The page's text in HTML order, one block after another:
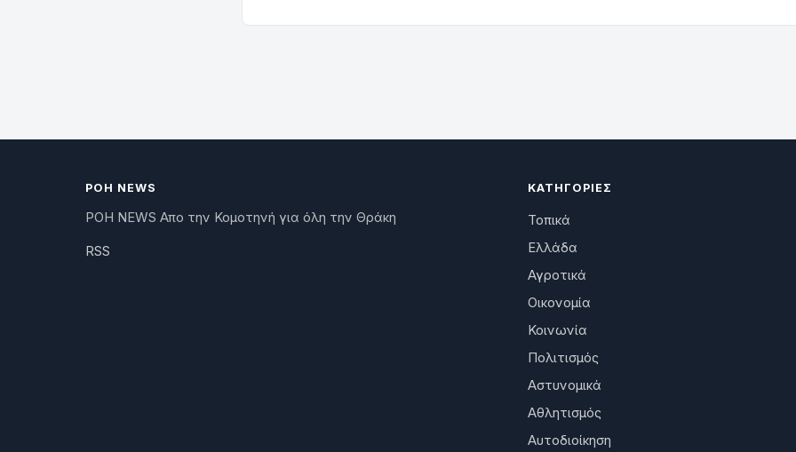
ΡΟΗ NEWS
ΡΟΗ NEWS Απο την Κομοτηνή για όλη την Θράκη
RSS
ΚΑΤΗΓΟΡΊΕΣ
Τοπικά
Ελλάδα
Αγροτικά
Οικονομία
Κοινωνία
Πολιτισμός
Αστυνομικά
Αθλητισμός
Αυτοδιοίκηση